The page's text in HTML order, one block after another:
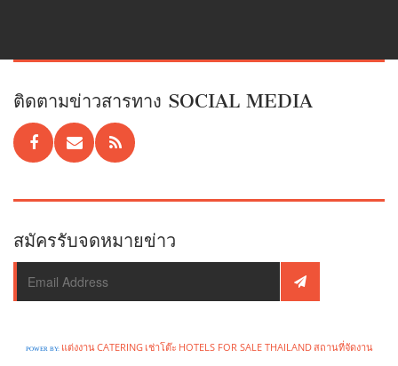
ติดตามข่าวสารทาง SOCIAL MEDIA
สมัครรับจดหมายข่าว
POWER BY: แต่งงานCATERING เช่าโต๊ะ HOTELS FOR SALE THAILANDสถานที่จัดงาน